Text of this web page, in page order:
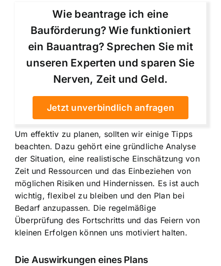
Wie beantrage ich eine
Bauförderung? Wie funktioniert
ein Bauantrag? Sprechen Sie mit
unseren Experten und sparen Sie
Nerven, Zeit und Geld.
Jetzt unverbindlich anfragen
Um effektiv zu planen, sollten wir einige Tipps
beachten. Dazu gehört eine gründliche Analyse
der Situation, eine realistische Einschätzung von
Zeit und Ressourcen und das Einbeziehen von
möglichen Risiken und Hindernissen. Es ist auch
wichtig, flexibel zu bleiben und den Plan bei
Bedarf anzupassen. Die regelmäßige
Überprüfung des Fortschritts und das Feiern von
kleinen Erfolgen können uns motiviert halten.
Die Auswirkungen eines Plans